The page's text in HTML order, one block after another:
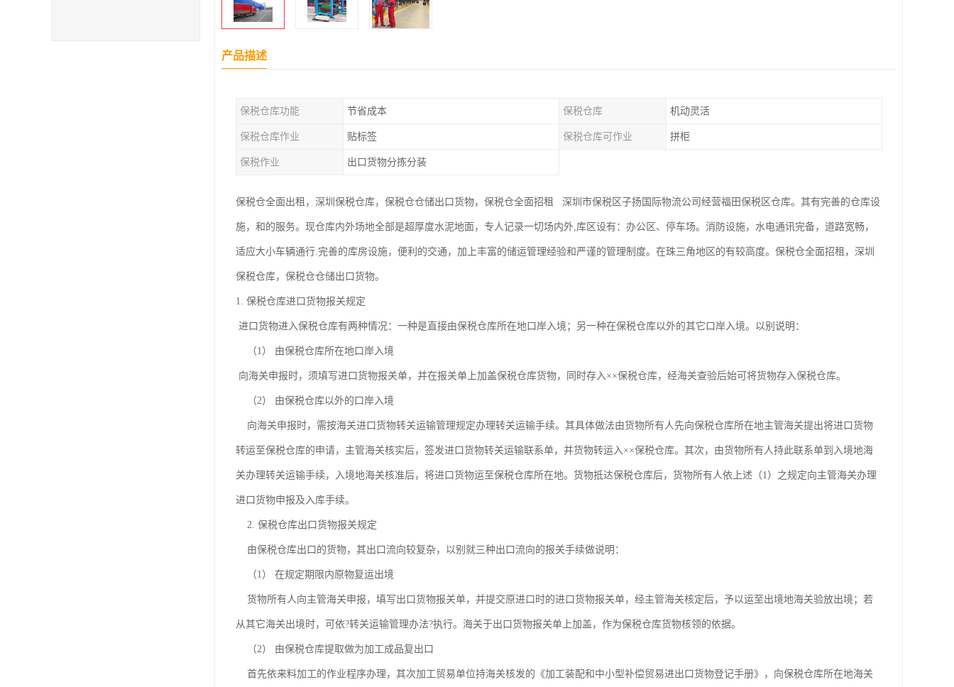
产品描述
保税仓库功能 节省成本 保税仓库 机动灵活
保税仓库作业 贴标签 保税仓库可作业 拼柜
保税作业 出口货物分拣分装
保税仓全面出租，深圳保税仓库，保税仓仓储出口货物，保税仓全面招租 深圳市保税区子扬国际物流公司经营福田保税区仓库。其有完善的仓库设
施，和的服务。现仓库内外场地全部是超厚度水泥地面，专人记录一切场内外,库区设有：办公区、停车场。消防设施，水电通讯完备，道路宽畅，
适应大小车辆通行.完善的库房设施，便利的交通，加上丰富的储运管理经验和严谨的管理制度。在珠三角地区的有较高度。保税仓全面招租，深圳
保税仓库，保税仓仓储出口货物。
1. 保税仓库进口货物报关规定
进口货物进入保税仓库有两种情况：一种是直接由保税仓库所在地口岸入境；另一种在保税仓库以外的其它口岸入境。以别说明：
（1） 由保税仓库所在地口岸入境
向海关申报时，须填写进口货物报关单，并在报关单上加盖保税仓库货物，同时存入××保税仓库，经海关查验后始可将货物存入保税仓库。
（2） 由保税仓库以外的口岸入境
向海关申报时，需按海关进口货物转关运输管理规定办理转关运输手续。其具体做法由货物所有人先向保税仓库所在地主管海关提出将进口货物
转运至保税仓库的申请，主管海关核实后，签发进口货物转关运输联系单，并货物转运入××保税仓库。其次，由货物所有人持此联系单到入境地海
关办理转关运输手续，入境地海关核准后，将进口货物运至保税仓库所在地。货物抵达保税仓库后，货物所有人依上述（1）之规定向主管海关办理
进口货物申报及入库手续。
2. 保税仓库出口货物报关规定
由保税仓库出口的货物，其出口流向较复杂，以别就三种出口流向的报关手续做说明：
（1） 在规定期限内原物复运出境
货物所有人向主管海关申报，填写出口货物报关单，并提交原进口时的进口货物报关单，经主管海关核定后，予以运至出境地海关验放出境；若
从其它海关出境时，可依?转关运输管理办法?执行。海关于出口货物报关单上加盖，作为保税仓库货物核领的依据。
（2） 由保税仓库提取做为加工成品复出口
首先依来料加工的作业程序办理，其次加工贸易单位持海关核发的《加工装配和中小型补偿贸易进出口货物登记手册》，向保税仓库所在地海关